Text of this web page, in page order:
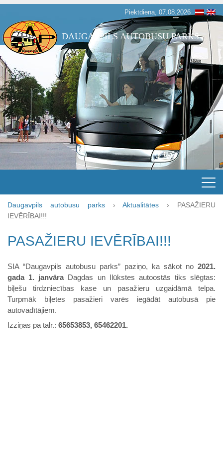
Piektdiena, 07.08.2026
DAUGAVPILS AUTOBUSU PARKS
Daugavpils autobusu parks›Aktualitātes › PASAŽIERU
IEVĒRĪBAI!!!
PASAŽIERU IEVĒRĪBAI!!!
SIA “Daugavpils autobusu parks” paziņo, ka sākot no 2021.
gada 1. janvāraDagdas un Ilūkstes autoostās tiks slēgtas:
biļešu tirdzniecības kase un pasažieru uzgaidāmā telpa.
Turpmāk biļetes pasažieri varēs iegādāt autobusā pie
autovadītājiem.
Izziņas pa tālr.: 65653853, 65462201.